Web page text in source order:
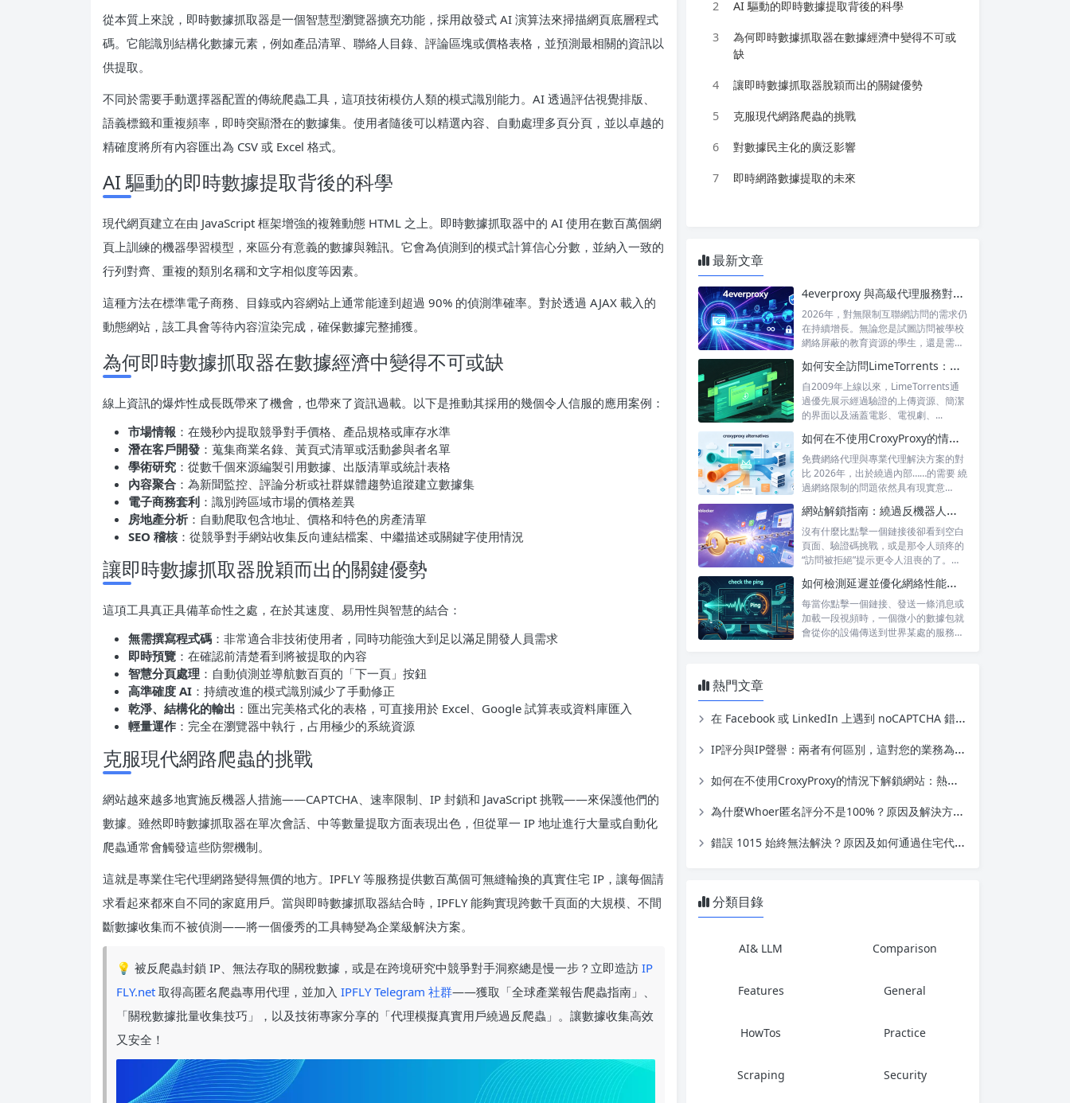
從本質上來說，即時數據抓取器是一個智慧型瀏覽器擴充功能，採用啟發式 AI 演算法來掃描網頁底層程式
碼。它能識別結構化數據元素，例如產品清單、聯絡人目錄、評論區塊或價格表格，並預測最相關的資訊以
供提取。
不同於需要手動選擇器配置的傳統爬蟲工具，這項技術模仿人類的模式識別能力。AI 透過評估視覺排版、
語義標籤和重複頻率，即時突顯潛在的數據集。使用者隨後可以精選內容、自動處理多頁分頁，並以卓越的
精確度將所有內容匯出為 CSV 或 Excel 格式。
AI 驅動的即時數據提取背後的科學
現代網頁建立在由 JavaScript 框架增強的複雜動態 HTML 之上。即時數據抓取器中的 AI 使用在數百萬個網
頁上訓練的機器學習模型，來區分有意義的數據與雜訊。它會為偵測到的模式計算信心分數，並納入一致的
行列對齊、重複的類別名稱和文字相似度等因素。
這種方法在標準電子商務、目錄或內容網站上通常能達到超過 90% 的偵測準確率。對於透過 AJAX 載入的
動態網站，該工具會等待內容渲染完成，確保數據完整捕獲。
為何即時數據抓取器在數據經濟中變得不可或缺
線上資訊的爆炸性成長既帶來了機會，也帶來了資訊過載。以下是推動其採用的幾個令人信服的應用案例：
市場情報 ：在幾秒內提取競爭對手價格、產品規格或庫存水準
潛在客戶開發 ：蒐集商業名錄、黃頁式清單或活動參與者名單
學術研究 ：從數千個來源編製引用數據、出版清單或統計表格
內容聚合 ：為新聞監控、評論分析或社群媒體趨勢追蹤建立數據集
電子商務套利 ：識別跨區域市場的價格差異
房地產分析 ：自動爬取包含地址、價格和特色的房產清單
SEO 稽核：從競爭對手網站收集反向連結檔案、中繼描述或關鍵字使用情況
讓即時數據抓取器脫穎而出的關鍵優勢
這項工具真正具備革命性之處，在於其速度、易用性與智慧的結合：
無需撰寫程式碼 ：非常適合非技術使用者，同時功能強大到足以滿足開發人員需求
即時預覽 ：在確認前清楚看到將被提取的內容
智慧分頁處理 ：自動偵測並導航數百頁的「下一頁」按鈕
高準確度 AI ：持續改進的模式識別減少了手動修正
乾淨、結構化的輸出 ：匯出完美格式化的表格，可直接用於 Excel、Google 試算表或資料庫匯入
輕量運作 ：完全在瀏覽器中執行，占用極少的系統資源
克服現代網路爬蟲的挑戰
網站越來越多地實施反機器人措施——CAPTCHA、速率限制、IP 封鎖和 JavaScript 挑戰——來保護他們的
數據。雖然即時數據抓取器在單次會話、中等數量提取方面表現出色，但從單一 IP 地址進行大量或自動化
爬蟲通常會觸發這些防禦機制。
這就是專業住宅代理網路變得無價的地方。IPFLY 等服務提供數百萬個可無縫輪換的真實住宅 IP，讓每個請
求看起來都來自不同的家庭用戶。當與即時數據抓取器結合時，IPFLY 能夠實現跨數千頁面的大規模、不間
斷數據收集而不被偵測——將一個優秀的工具轉變為企業級解決方案。
💡 被反爬蟲封鎖 IP、無法存取的關稅數據，或是在跨境研究中競爭對手洞察總是慢一步？立即造訪 IP
FLY.net 取得高匿名爬蟲專用代理，並加入 IPFLY Telegram 社群——獲取「全球產業報告爬蟲指南」、
「關稅數據批量收集技巧」，以及技術專家分享的「代理模擬真實用戶繞過反爬蟲」。讓數據收集高效
又安全！
2 AI 驅動的即時數據提取背後的科學
3
為何即時數據抓取器在數據經濟中變得不可或
缺
4 讓即時數據抓取器脫穎而出的關鍵優勢
5 克服現代網路爬蟲的挑戰
6 對數據民主化的廣泛影響
7 即時網路數據提取的未來
最新文章
4everproxy 與高級代理服務對比：速度、隱私和可靠性的比較
2026年，對無限制互聯網訪問的需求仍
在持續增長。無論您是試圖訪問被學校
網絡屏蔽的教育資源的學生，還是需要
如何安全訪問LimeTorrents：使用家庭代理繞過封鎖
自2009年上線以來，LimeTorrents通
過優先展示經過驗證的上傳資源、簡潔
的界面以及涵蓋電影、電視劇、...
如何在不使用CroxyProxy的情況下解鎖網站：熱門替代方案對比
免費網絡代理與專業代理解決方案的對
比 2026年，出於繞過內部……的需要 繞
過網絡限制的問題依然具有現實意
網站解鎖指南：繞過反機器人系統並訪問被屏蔽的內容
沒有什麼比點擊一個鏈接後卻看到空白
頁面、驗證碼挑戰，或是那令人頭疼的
“訪問被拒絕”提示更令人沮喪的了。無
如何檢測延遲並優化網絡性能，以提升遊戲和直播體驗
每當你點擊一個鏈接、發送一條消息或
加載一段視頻時，一個微小的數據包就
會從你的設備傳送到世界某處的服務器
熱門文章
在 Facebook 或 LinkedIn 上遇到 noCAPTCHA 錯誤？這裡有完整的解決方法
IP評分與IP聲譽：兩者有何區別，這對您的業務為何重要
如何在不使用CroxyProxy的情況下解鎖網站：熱門替代方案對比
為什麼Whoer匿名評分不是100%？原因及解決方法如下
錯誤 1015 始終無法解決？原因及如何通過住宅代理解決
分類目錄
AI& LLM Comparison
Features General
HowTos Practice
Scraping Security